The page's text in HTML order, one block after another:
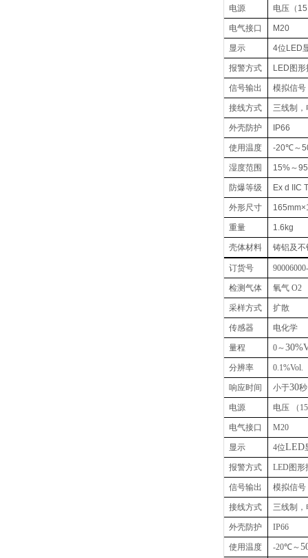
电源 电压 （15
电气接口 M20
显示 4位LED
报警方式 LED 图
信号输出 模拟信号
接线方式 三线制
外壳防护 IP66
使用温度 -20℃～
湿度范围 15%～
防爆等级 Ex d IIC
外形尺寸 165mm
重量 1.6kg
壳体材料 铸铝及不
订货号
检测气体 氧气 O2
采样方式 扩散
传感器 电化学
量程 0～
分辨率 0.1%Vol.
响应时间 小于30秒
电源 电压 （15
电气接口 M20
显示 4位LED
报警方式 LED图形
信号输出 模拟信号
接线方式 三线制，
外壳防护 IP66
使用温度 -20℃～